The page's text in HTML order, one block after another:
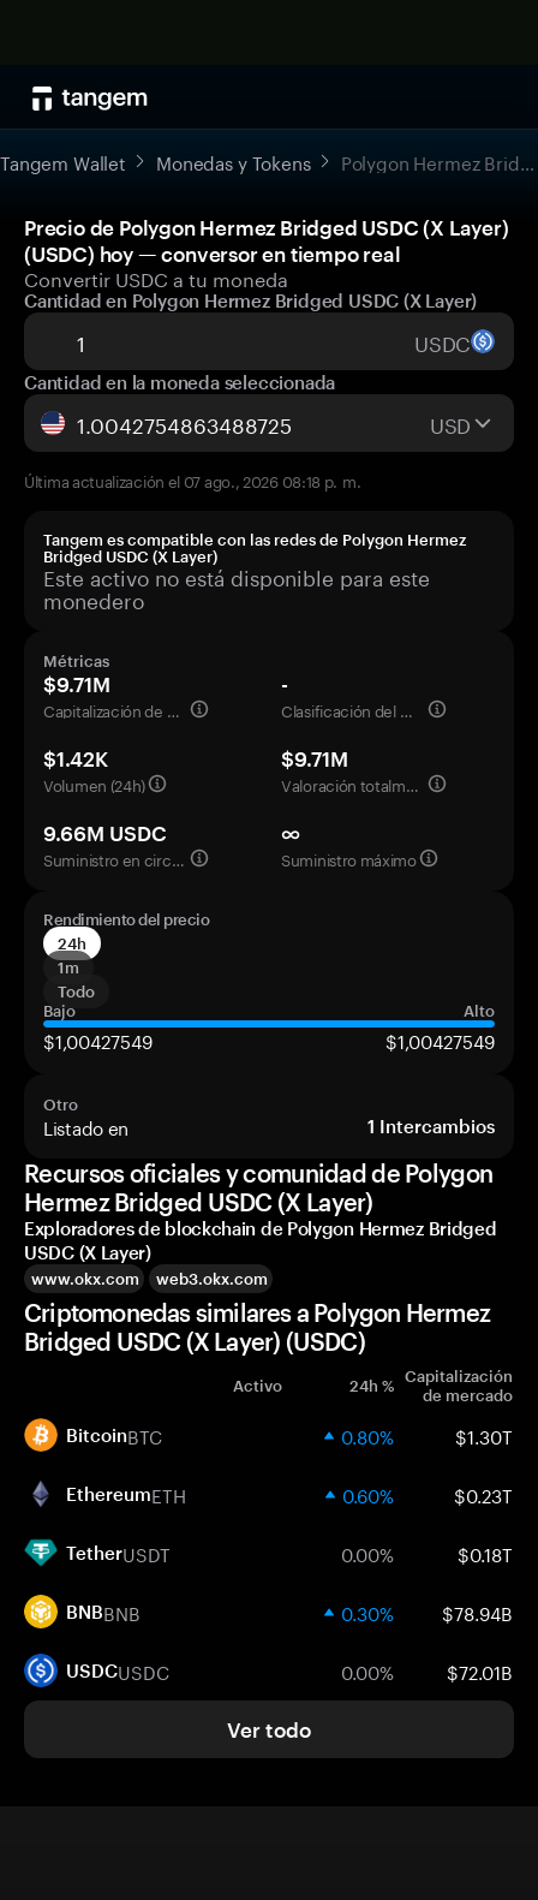
Tangem Wallet Monedas y Tokens Polygon Hermez Bridged USDC (X Layer)
Precio de Polygon Hermez Bridged USDC (X Layer)
(USDC) hoy — conversor en tiempo real
Convertir USDC a tu moneda
Cantidad en Polygon Hermez Bridged USDC (X Layer)
USDC
Cantidad en la moneda seleccionada
USD
Última actualización el 07 ago., 2026 08:18 p. m.
Tangem es compatible con las redes de Polygon Hermez
Bridged USDC (X Layer)
Este activo no está disponible para este
monedero
Métricas
$9.71M
Capitalización de mercado
-
Clasificación del mercado
$1.42K
Volumen (24h)
$9.71M
Valoración totalmente diluida
9.66M USDC
Suministro en circulación
∞
Suministro máximo
Rendimiento del precio
24h
1m
Todo
Bajo
Alto
$1,00427549 $1,00427549
Otro
Listado en 1 Intercambios
Recursos oficiales y comunidad de Polygon
Hermez Bridged USDC (X Layer)
Exploradores de blockchain de Polygon Hermez Bridged
USDC (X Layer)
www.okx.com web3.okx.com
Criptomonedas similares a Polygon Hermez
Bridged USDC (X Layer) (USDC)
Activo 24h % Capitalización
de mercado
BitcoinBTC 0.80% $1.30T
EthereumETH 0.60% $0.23T
TetherUSDT 0.00% $0.18T
BNBBNB 0.30% $78.94B
USDCUSDC 0.00% $72.01B
Ver todo